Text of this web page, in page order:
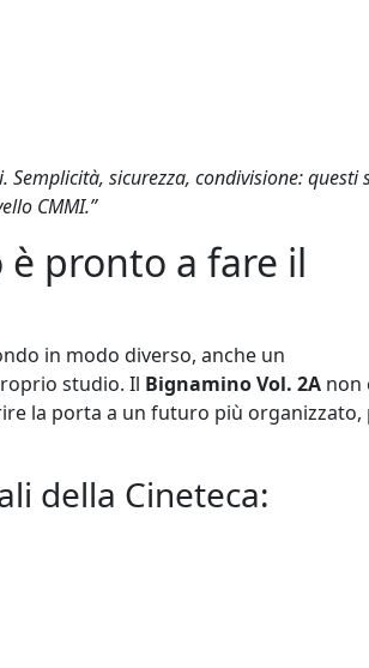
sicurezza, condivisione: questi
CMMI.”
pronto a fare il
in modo diverso, anche un
studio. Il Bignamino Vol. 2A non
la porta a un futuro più organizzato,
della Cineteca: